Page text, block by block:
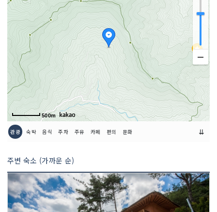
500m
관광 숙박 음식 주차 주유 카페 편의 문화 ⇊
주변 숙소 (가까운 순)